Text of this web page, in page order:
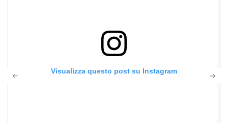
Visualizza questo post su Instagram